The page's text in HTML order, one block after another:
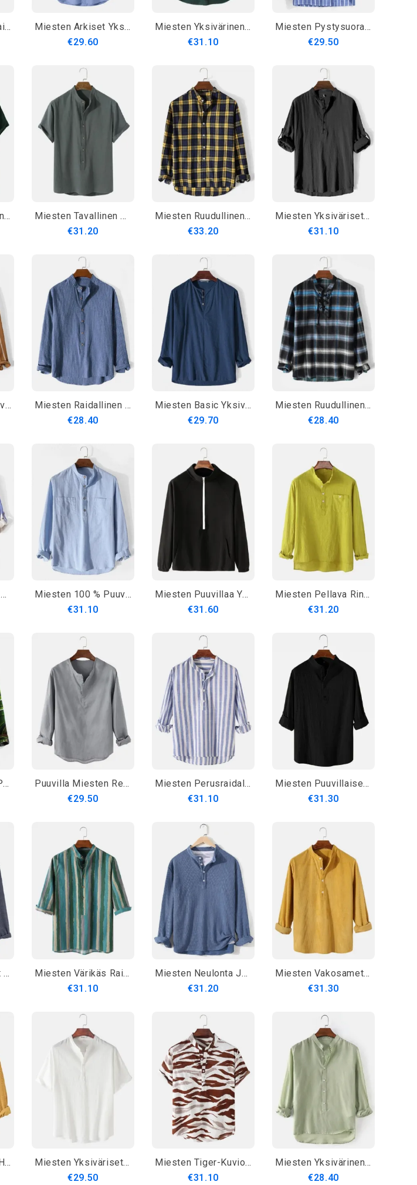
Miesten Vintage-Raidalliset Löysät Mukavat Rento Henley-Paidat
Miesten Arkiset Yksiväriset Isoisänkaulus-Paidat
€29.60
Miesten Yksivärinen Lyhyt Tyylinen Nappi Edessä Pitkähihainen Henley-Paita
€31.10
Miesten Pystysuorat Raidalliset Jalkakaulus Puuvilla Rento Pitkähihaiset Henley Paidat
€29.50
Miesten Yksivärinen Lyhythihainen Pyöreäkaula-Aukkoinen Henley-Paita
Miesten Tavallinen Basic Style Solid 100 % Puuvillaa Lyhythihainen Henley-Paita
€31.20
Miesten Ruudullinen Jalustakaulus Korkea Matala Puuvilla Pitkähihaiset Henley Paidat
€33.20
Miesten Yksiväriset High Low Basics Puuvillaiset Pitkähihaiset Henley-Paidat
€31.10
Miesten 100 % Puuvillaa Raidalliset High Low Plain Pitkähihaiset Henley Paidat
Miesten Raidallinen Jalustakaulus Korkea Matala Rento Pitkähihaiset Henley Paidat
€28.40
Miesten Basic Yksiväriset 100 % Puuvilla Pitkähihaiset Henley Paidat
€29.70
Miesten Ruudullinen Ombre Bandage Edessä Rento Pitkähihaiset Henley Paidat
€28.40
Miesten Vohvelisolmio-Värjäysnappi Designer Pitkähihainen Henley-Paita
Miesten 100 % Puuvillaa Kaksitaskuiset Yksiväriset Pitkähihaiset Henley-Paidat
€31.10
Miesten Puuvillaa Yksiväriset Puolivetoketjuiset Raglan-Hihat Design Henley Paidat Taskulla
€31.60
Miesten Pellava Rintatasku Pitkähihaiset Yksiväriset Korkea-Matala Helma Henley Paidat
€31.20
Miesten Abstrakti Printti Pitkähihaiset Vintage Henley Paidat
Puuvilla Miesten Rento Yksiväriset Pitkähihaiset Henley-Paidat
€29.50
Miesten Perusraidallinen Puuvilla Korkea Matala Helma Jalustakaulus Rento Pitkähihaiset Henley Paidat
€31.10
Miesten Puuvillaiset Ja Pellavaiset Pitkähihaiset Yksinkertaiset Henley-Paidat
€31.30
Miesten Raidalliset Pitkähihaiset Puolivetoketjuiset Rento Henley-Paidat
Miesten Värikäs Raitaprintti Puuvilla Hengittävä Puolihihainen Henley Paidat
€31.10
Miesten Neulonta Jacquard Kiinteän Rakenteen Pitkähihaiset Henley Paidat
€31.20
Miesten Vakosamettikaulus Yksinkertaiset Pitkähihaiset Henley-Paidat
€31.30
Vakosametti Solid Henley Kaulus Rinnassa Tasku Pitkähihaiset Paidat
Miesten Yksiväriset Jalustakaulus Lyhythihaiset Yksinkertaiset Henley-Paidat
€29.50
Miesten Tiger-Kuvioprintti Henley-Kaulus Lyhythihaiset Paidat
€31.10
Miesten Yksivärinen Puuvillainen Puoliavokaulus Pitkähihaiset Yksinkertaiset Henley-Paidat
€28.40